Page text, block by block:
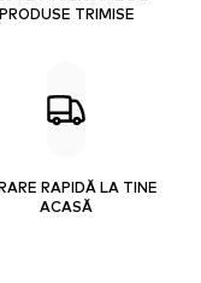
PRODUSE TRIMISE
RAPIDĂ LA TINE
ACASĂ